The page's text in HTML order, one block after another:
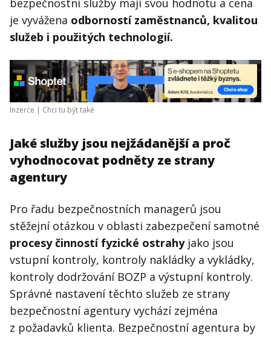
bezpečnostní služby mají svou hodnotu a cena
je vyvážena odborností zaměstnanců, kvalitou
služeb i použitých technologií.
Inzerce | Chci tu být také
Jaké služby jsou nejžádanější a proč
vyhodnocovat podněty ze strany
agentury
Pro řadu bezpečnostních managerů jsou
stěžejní otázkou v oblasti zabezpečení samotné
procesy činností fyzické ostrahyjako jsou
vstupní kontroly, kontroly nakládky a vykládky,
kontroly dodržování BOZP a výstupní kontroly.
Správné nastavení těchto služeb ze strany
bezpečnostní agentury vychází zejména
z požadavků klienta. Bezpečnostní agentura by